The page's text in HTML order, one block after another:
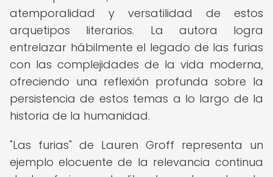
atemporalidad y versatilidad de estos
arquetipos literarios. La autora logra
entrelazar hábilmente el legado de las furias
con las complejidades de la vida moderna,
ofreciendo una reflexión profunda sobre la
persistencia de estos temas a lo largo de la
historia de la humanidad.
"Las furias" de Lauren Groff representa un
ejemplo elocuente de la relevancia continua